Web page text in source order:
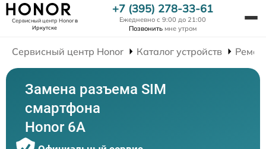
Сервисный центр Honorв
Иркутске
+7 (395) 278-33-61
Ежедневно с 9:00 до 21:00
Позвонить мне утром
Сервисный центр Honor Каталог устройств
Замена разъема SIM
смартфона
Honor 6A